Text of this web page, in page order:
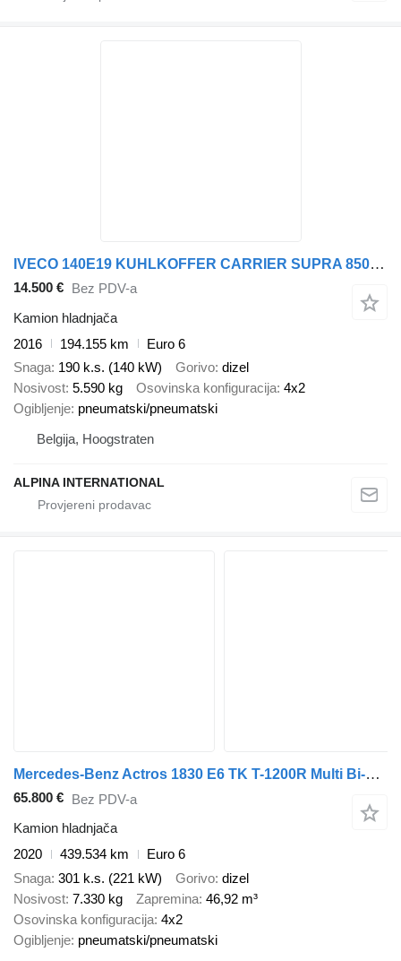
IVECO 140E19 KUHLKOFFER CARRIER SUPRA 850MT
14.500 € Bez PDV-a
Kamion hladnjača
2016
194.155 km
Euro 6
Snaga 190 k.s. (140 kW) Gorivo dizel
Nosivost 5.590 kg Osovinska konfiguracija 4x2
Ogibljenje pneumatski/pneumatski
Belgija, Hoogstraten
ALPINA INTERNATIONAL
Mercedes-Benz Actros 1830 E6 TK T-1200R Multi Bi-Temp LBW AHK
65.800 € Bez PDV-a
Kamion hladnjača
2020
439.534 km
Euro 6
Snaga 301 k.s. (221 kW) Gorivo dizel
Nosivost 7.330 kg Zapremina 46,92 m³
Osovinska konfiguracija 4x2
Ogibljenje pneumatski/pneumatski